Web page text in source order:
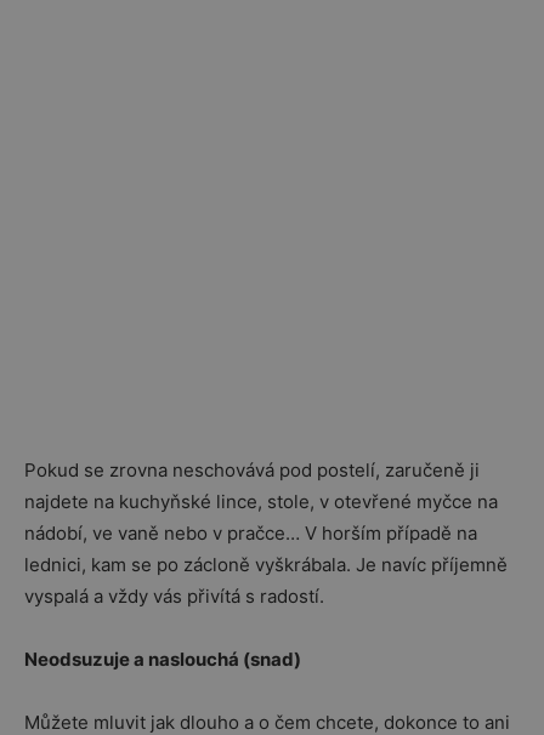
Pokud se zrovna neschovává pod postelí, zaručeně ji
najdete na kuchyňské lince, stole, v otevřené myčce na
nádobí, ve vaně nebo v pračce… V horším případě na
lednici, kam se po zácloně vyškrábala. Je navíc příjemně
vyspalá a vždy vás přivítá s radostí.
Neodsuzuje a naslouchá (snad)
Můžete mluvit jak dlouho a o čem chcete, dokonce to ani